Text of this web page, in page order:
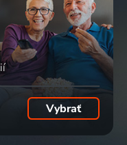
Vybrať